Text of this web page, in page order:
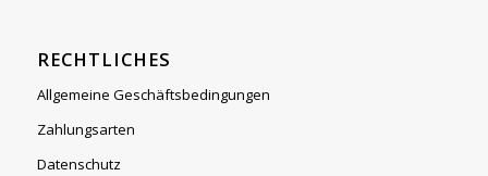
RECHTLICHES
Allgemeine Geschäftsbedingungen
Zahlungsarten
Datenschutz